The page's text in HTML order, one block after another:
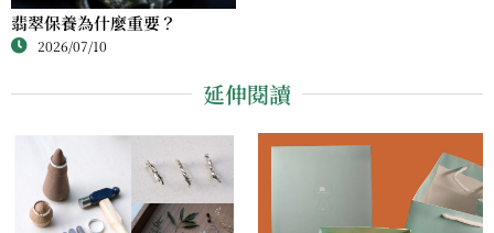
翡翠保養為什麼重要？
2026/07/10
延伸閱讀